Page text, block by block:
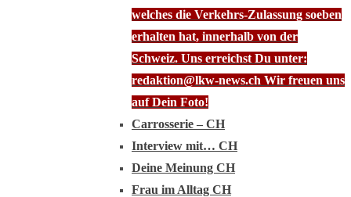
welches die Verkehrs-Zulassung soeben
erhalten hat, innerhalb von der
Schweiz. Uns erreichst Du unter:
redaktion@lkw-news.ch Wir freuen uns
auf Dein Foto!
Carrosserie – CH
Interview mit… CH
Deine Meinung CH
Frau im Alltag CH